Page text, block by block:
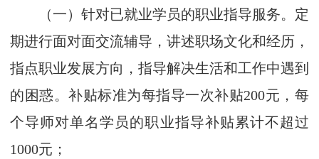
（一）针对已就业学员的职业指导服务。定
期进行面对面交流辅导，讲述职场文化和经历，
指点职业发展方向，指导解决生活和工作中遇到
的困惑。补贴标准为每指导一次补贴200元，每
个导师对单名学员的职业指导补贴累计不超过
1000元；